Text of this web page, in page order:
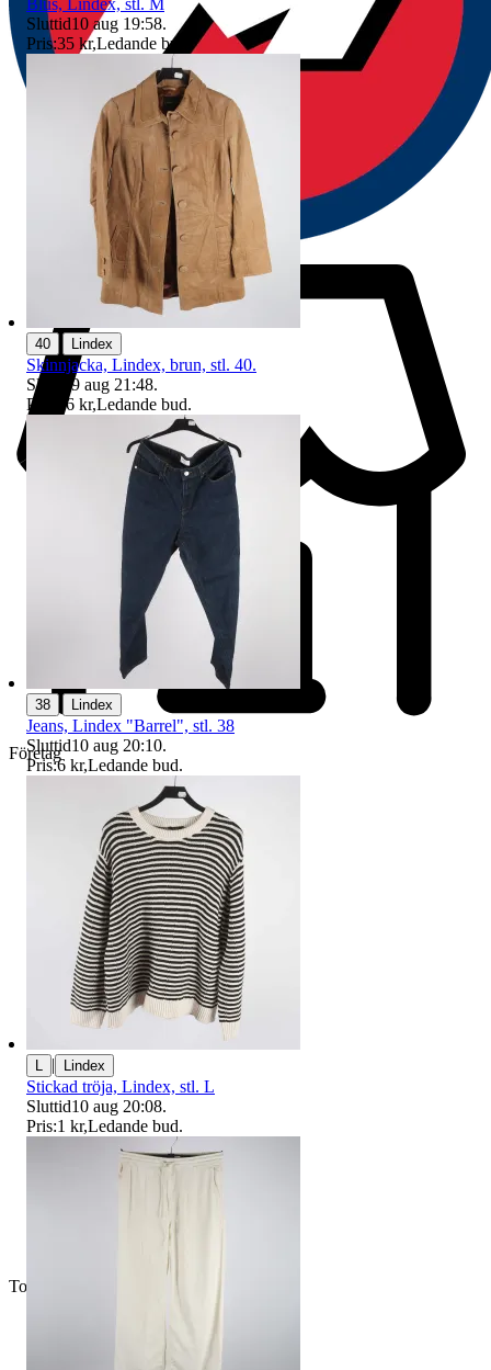
Företag
Toppsäljare
Blus, Lindex, stl. M
Sluttid10 aug 19:58.
Pris:35 kr,Ledande bud
40 Lindex
Skinnjacka, Lindex, brun, stl. 40.
Sluttid 9 aug 21:48.
Pris:
16 kr,Ledande bud.
38 Lindex
Jeans, Lindex "Barrel", stl. 38
Sluttid10 aug 20:10.
Pris:6 kr,Ledande bud.
L | Lindex
Stickad tröja, Lindex, stl. L
Sluttid10 aug 20:08.
Pris:1 kr,Ledande bud.